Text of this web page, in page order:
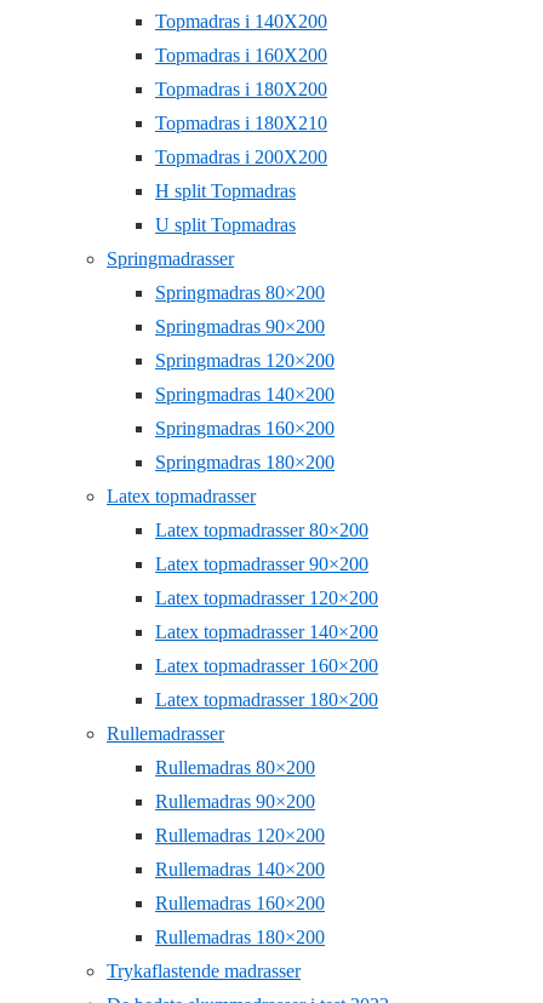
Topmadras i 140X200
Topmadras i 160X200
Topmadras i 180X200
Topmadras i 180X210
Topmadras i 200X200
H split Topmadras
U split Topmadras
Springmadrasser
Springmadras 80×200
Springmadras 90×200
Springmadras 120×200
Springmadras 140×200
Springmadras 160×200
Springmadras 180×200
Latex topmadrasser
Latex topmadrasser 80×200
Latex topmadrasser 90×200
Latex topmadrasser 120×200
Latex topmadrasser 140×200
Latex topmadrasser 160×200
Latex topmadrasser 180×200
Rullemadrasser
Rullemadras 80×200
Rullemadras 90×200
Rullemadras 120×200
Rullemadras 140×200
Rullemadras 160×200
Rullemadras 180×200
Trykaflastende madrasser